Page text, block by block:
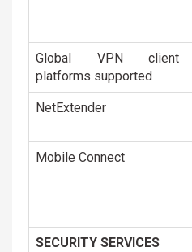
Global VPN client
platforms supported
NetExtender
Mobile Connect
SECURITY SERVICES